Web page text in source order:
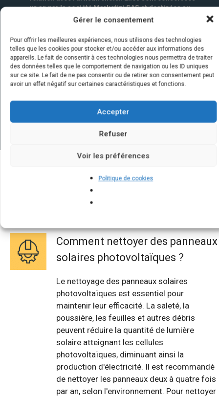
Gérer le consentement
Pour offrir les meilleures expériences, nous utilisons des technologies
telles que les cookies pour stocker et/ou accéder aux informations des
appareils. Le fait de consentir à ces technologies nous permettra de traiter
des données telles que le comportement de navigation ou les ID uniques
sur ce site. Le fait de ne pas consentir ou de retirer son consentement peut
avoir un effet négatif sur certaines caractéristiques et fonctions.
Accepter
Refuser
Voir les préférences
Politique de cookies
un an par la société Marketizi SAS et destinées au
service commercial.*
Quelques infos sur nos centrales
solaires : questions et réponses
Comment nettoyer des panneaux
solaires photovoltaïques ?
Le nettoyage des panneaux solaires
photovoltaïques est essentiel pour
maintenir leur efficacité. La saleté, la
poussière, les feuilles et autres débris
peuvent réduire la quantité de lumière
solaire atteignant les cellules
photovoltaïques, diminuant ainsi la
production d'électricité. Il est recommandé
de nettoyer les panneaux deux à quatre fois
par an, selon l'environnement. Pour nettoyer